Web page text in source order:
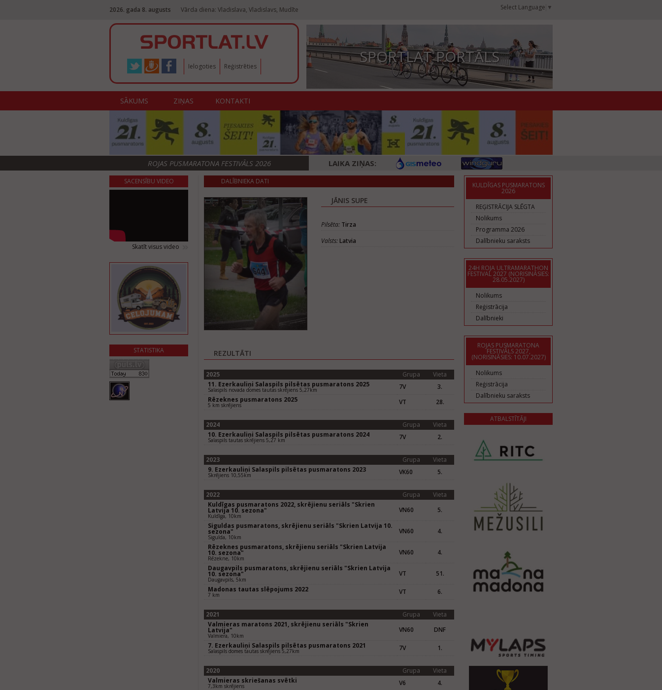
2026. gada 8. augusts Vārda diena: Vladislava, Vladislavs, Mudīte Select Language ▼
Ielogoties Reģistrēties SPORTLAT PORTĀLS
SĀKUMS ZIŅAS KONTAKTI
ROJAS PUSMARATONA FESTIVĀLS 2026 LAIKA ZIŅAS:
SACENSĪBU VIDEO
Skatīt visus video
STATISTIKA
DALĪBNIEKA DATI
JĀNIS SUPE
Pilsēta: Tirza
Valsts:Latvia
REZULTĀTI
2025 Grupa
Vieta
11. Ezerkauliņi Salaspils pilsētas pusmaratons 2025
Salaspils novada domes tautas skrējiens 5,27km 7V
3.
Rēzeknes pusmaratons 2025
5 km skrējiens VT 28.
2024 Grupa
Vieta
10. Ezerkauliņi Salaspils pilsētas pusmaratons 2024
Salaspils tautas skrējiens 5,27 km 7V 2.
2023 Grupa
Vieta
9. Ezerkauliņi Salaspils pilsētas pusmaratons 2023
Skrējiens 10,55km VK60 5.
2022 Grupa
Vieta
Kuldīgas pusmaratons 2022, skrējienu seriāls "Skrien
Latvija 10. sezona"
Kuldīga, 10km
VN60
5.
Siguldas pusmaratons, skrējienu seriāls "Skrien Latvija 10.
sezona"
Sigulda, 10km
VN60
4.
Rēzeknes pusmaratons, skrējienu seriāls "Skrien Latvija
10. sezona"
Rēzekne, 10km
VN60
4.
Daugavpils pusmaratons, skrējienu seriāls "Skrien Latvija
10. sezona"
Daugavpils, 5km
VT
51.
Madonas tautas slēpojums 2022
7 km VT 6.
2021 Grupa
Vieta
Valmieras maratons 2021, skrējienu seriāls "Skrien
Latvija"
Valmiera, 10km
VN60
DNF
7. Ezerkauliņi Salaspils pilsētas pusmaratons 2021
Salaspils domes tautas skrējiens 5,27km 7V 1.
2020 Grupa
Vieta
Valmieras skriešanas svētki
7,3km skrējiens V6
4.
KULDĪGAS PUSMARATONS
2026
REĢISTRĀCIJA SLĒGTA
Nolikums
Programma 2026
Dalībnieku saraksts
24H ROJA ULTRAMARATHON
FESTIVAL 2027 (NORISINĀSIES:
28.05.2027)
Nolikums
Reģistrācija
Dalībnieki
ROJAS PUSMARATONA
FESTIVĀLS 2027,
(NORISINĀSIES: 10.07.2027)
Nolikums
Reģistrācija
Dalībnieku saraksts
ATBALSTĪTĀJI